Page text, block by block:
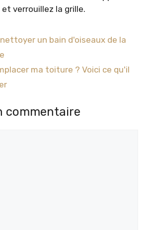
et verrouillez la grille.
un bain d'oiseaux de la
ma toiture ? Voici ce qu'il
commentaire